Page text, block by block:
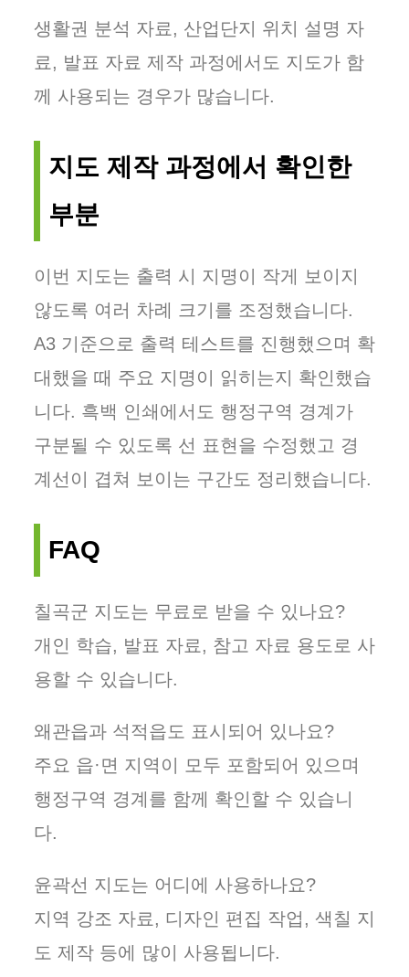
생활권 분석 자료, 산업단지 위치 설명 자
료, 발표 자료 제작 과정에서도 지도가 함
께 사용되는 경우가 많습니다.
지도 제작 과정에서 확인한
부분
이번 지도는 출력 시 지명이 작게 보이지
않도록 여러 차례 크기를 조정했습니다.
A3 기준으로 출력 테스트를 진행했으며 확
대했을 때 주요 지명이 읽히는지 확인했습
니다. 흑백 인쇄에서도 행정구역 경계가
구분될 수 있도록 선 표현을 수정했고 경
계선이 겹쳐 보이는 구간도 정리했습니다.
FAQ
칠곡군 지도는 무료로 받을 수 있나요?
개인 학습, 발표 자료, 참고 자료 용도로 사
용할 수 있습니다.
왜관읍과 석적읍도 표시되어 있나요?
주요 읍·면 지역이 모두 포함되어 있으며
행정구역 경계를 함께 확인할 수 있습니
다.
윤곽선 지도는 어디에 사용하나요?
지역 강조 자료, 디자인 편집 작업, 색칠 지
도 제작 등에 많이 사용됩니다.